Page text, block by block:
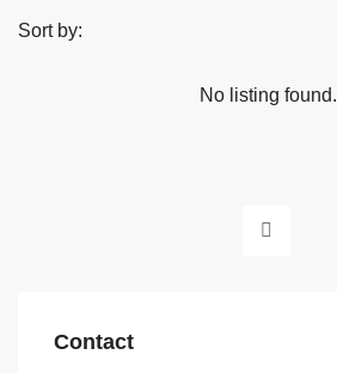
Sort by:
No listing found.
Contact